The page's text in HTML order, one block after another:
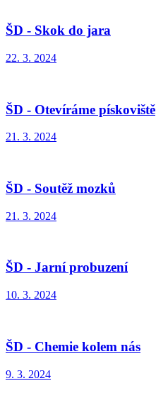
ŠD - Skok do jara
22. 3. 2024
ŠD - Otevíráme pískoviště
21. 3. 2024
ŠD - Soutěž mozků
21. 3. 2024
ŠD - Jarní probuzení
10. 3. 2024
ŠD - Chemie kolem nás
9. 3. 2024